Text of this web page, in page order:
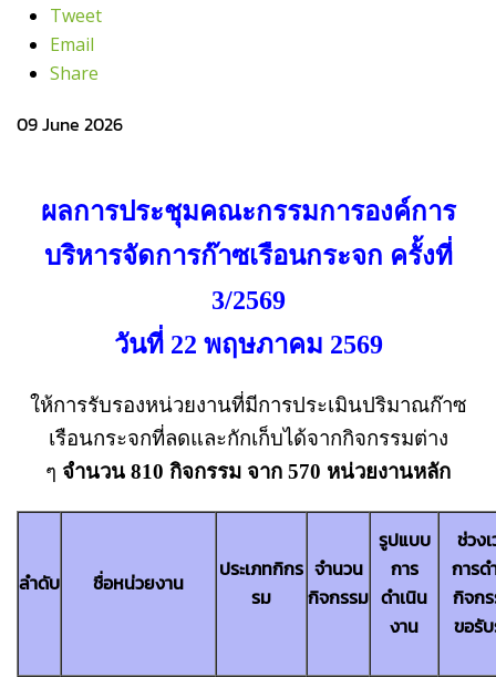
Tweet
Email
Share
09 June 2026
ผลการประชุมคณะกรรมการองค์การ
บริหารจัดการก๊าซเรือนกระจก ครั้งที่
3/2569
วันที่ 22 พฤษภาคม 2569
ให้การรับรองหน่วยงานที่มีการประเมินปริมาณก๊าซ
เรือนกระจกที่ลดและกักเก็บได้จากกิจกรรมต่าง
ๆ จำนวน 810 กิจกรรม จาก 570 หน่วยงานหลัก
ลำดับ ชื่อหน่วยงาน
ประเภทกิกร
รม
จำนวน
กิจกรรม
รูปแบบ
การ
ดำเนิน
งาน
ช่วง
การด
กิจก
ขอรั